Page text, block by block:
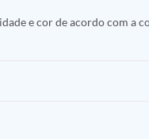
e cor de acordo com a